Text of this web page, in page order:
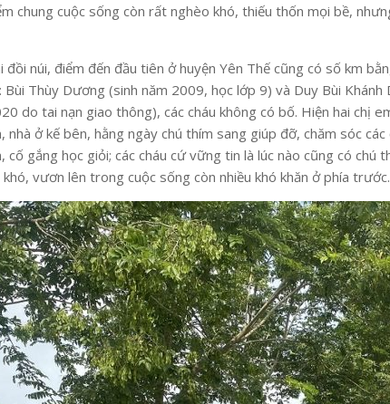
chung cuộc sống còn rất nghèo khó, thiếu thốn mọi bề,
đồi núi, điểm đến đầu tiên ở huyện Yên Thế cũng có số km
Bùi Thùy Dương (sinh năm 2009, học lớp 9) và Duy Bùi
do tai nạn giao thông), các cháu không có bố. Hiện hai chị
nhà ở kế bên, hằng ngày chú thím sang giúp đỡ, chăm sóc
cố gắng học giỏi; các cháu cứ vững tin là lúc nào cũng có
vươn lên trong cuộc sống còn nhiều khó khăn ở phía